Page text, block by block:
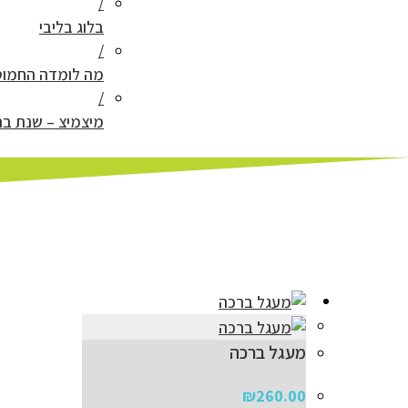
בלוג בליבי
מה לומדה
מיצמיצ – שנת
מעגל ברכה
₪260.00